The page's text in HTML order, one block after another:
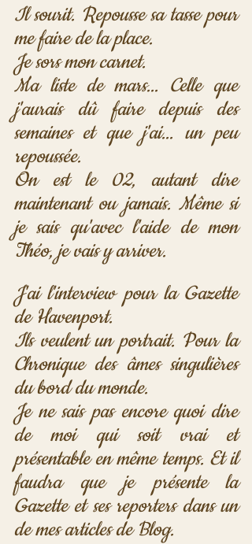
Il sourit. Repousse sa tasse pour
me faire de la place.
Je sors mon carnet.
Ma liste de mars... Celle que
j'aurais dû faire depuis des
semaines et que j'ai... un peu
repoussée.
On est le 02, autant dire
maintenant ou jamais. Même si
je sais qu'avec l'aide de mon
Théo, je vais y arriver.
J'ai l'interview pour la Gazette
de Havenport.
Ils veulent un portrait. Pour la
Chronique des âmes singulières
du bord du monde.
Je ne sais pas encore quoi dire
de moi qui soit vrai et
présentable en même temps. Et il
faudra que je présente la
Gazette et ses reporters dans un
de mes articles de Blog.